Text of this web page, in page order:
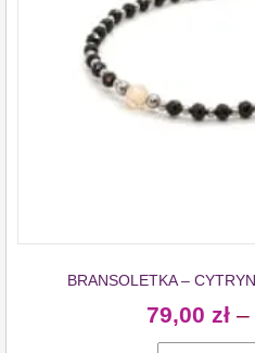
BRANSOLETKA –
79,00 zł –